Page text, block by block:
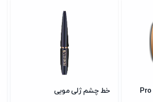
خط چشم ژلی مویی